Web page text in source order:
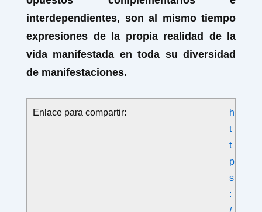
interdependientes, son al mismo tiempo
expresiones de la propia realidad de la
vida manifestada en toda su diversidad
de manifestaciones.
Enlace para compartir:
h
t
t
p
s
: